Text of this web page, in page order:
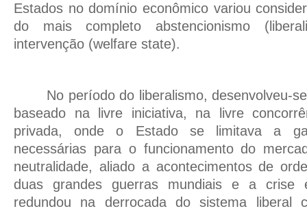
Estados no domínio econômico variou
do mais completo abstencionismo
intervenção (welfare state).
No período do liberalismo, desenvolveu-
baseado na livre iniciativa, na livre
privada, onde o Estado se limitava a
necessárias para o funcionamento do
neutralidade, aliado a acontecimentos de
duas grandes guerras mundiais e a crise
redundou na derrocada do sistema liberal